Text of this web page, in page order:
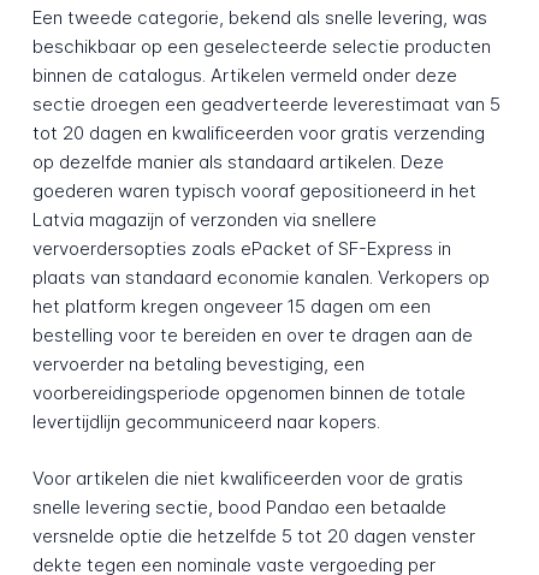
Een tweede categorie, bekend als snelle levering, was
beschikbaar op een geselecteerde selectie producten
binnen de catalogus. Artikelen vermeld onder deze
sectie droegen een geadverteerde leverestimaat van 5
tot 20 dagen en kwalificeerden voor gratis verzending
op dezelfde manier als standaard artikelen. Deze
goederen waren typisch vooraf gepositioneerd in het
Latvia magazijn of verzonden via snellere
vervoerdersopties zoals ePacket of SF-Express in
plaats van standaard economie kanalen. Verkopers op
het platform kregen ongeveer 15 dagen om een
bestelling voor te bereiden en over te dragen aan de
vervoerder na betaling bevestiging, een
voorbereidingsperiode opgenomen binnen de totale
levertijdlijn gecommuniceerd naar kopers.
Voor artikelen die niet kwalificeerden voor de gratis
snelle levering sectie, bood Pandao een betaalde
versnelde optie die hetzelfde 5 tot 20 dagen venster
dekte tegen een nominale vaste vergoeding per